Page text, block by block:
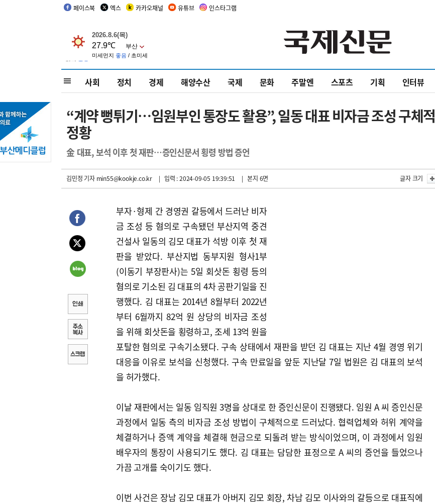
페이스북 엑스 카카오채널 유튜브 인스타그램
사회 정치 경제 해양수산 국제 문화 주말엔 스포츠 기획 인터뷰
“계약 뻥튀기…임원부인 통장도 활용”, 일동 대표 비자금 조성 구체적
정황
金 대표, 보석 이후 첫 재판…증인신문서 횡령 방법 증언
김민정 기자min55@kookje.co.kr | 입력 : 2024-09-05 19:39:51 | 본지 6면 글자 크기
부자·형제 간 경영권 갈등에서 드러난 비자
금 조성 등 혐의로 구속됐던 부산지역 중견
건설사 일동의 김모 대표가 석방 이후 첫 재
판을 받았다. 부산지법 동부지원 형사1부
(이동기 부장판사)는 5일 회삿돈 횡령 등의
혐의로 기소된 김 대표의 4차 공판기일을 진
행했다. 김 대표는 2014년 8월부터 2022년
부터 6월까지 82억 원 상당의 비자금 조성
을 위해 회삿돈을 횡령하고, 조세 13억 원을
포탈한 혐의로 구속기소됐다. 구속 상태에서 재판을 받던 김 대표는 지난 4월 경영 위기
대응을 이유로 보석을 신청했다. 구속 만료일을 앞둔 지난달 7일 법원은 김 대표의 보석
을 허가했다.
이날 재판에서는 일동 임직원 3명을 상대로 한 증인신문이 진행됐다. 임원 A 씨 증인신문
과정에서 일동 측의 비자금 조성 방법이 구체적으로 드러났다. 협력업체와 허위 계약을
체결하거나 증액 계약을 체결해 현금으로 되돌려 받는 방식이었으며, 이 과정에서 임원
배우자의 통장이 사용되기도 했다. 김 대표는 담담한 표정으로 A 씨의 증언을 들었으나
가끔 고개를 숙이기도 했다.
이번 사건은 장남 김모 대표가 아버지 김모 회장, 차남 김모 이사와의 갈등으로 대표직에